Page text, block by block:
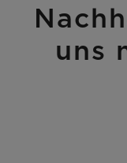
uns